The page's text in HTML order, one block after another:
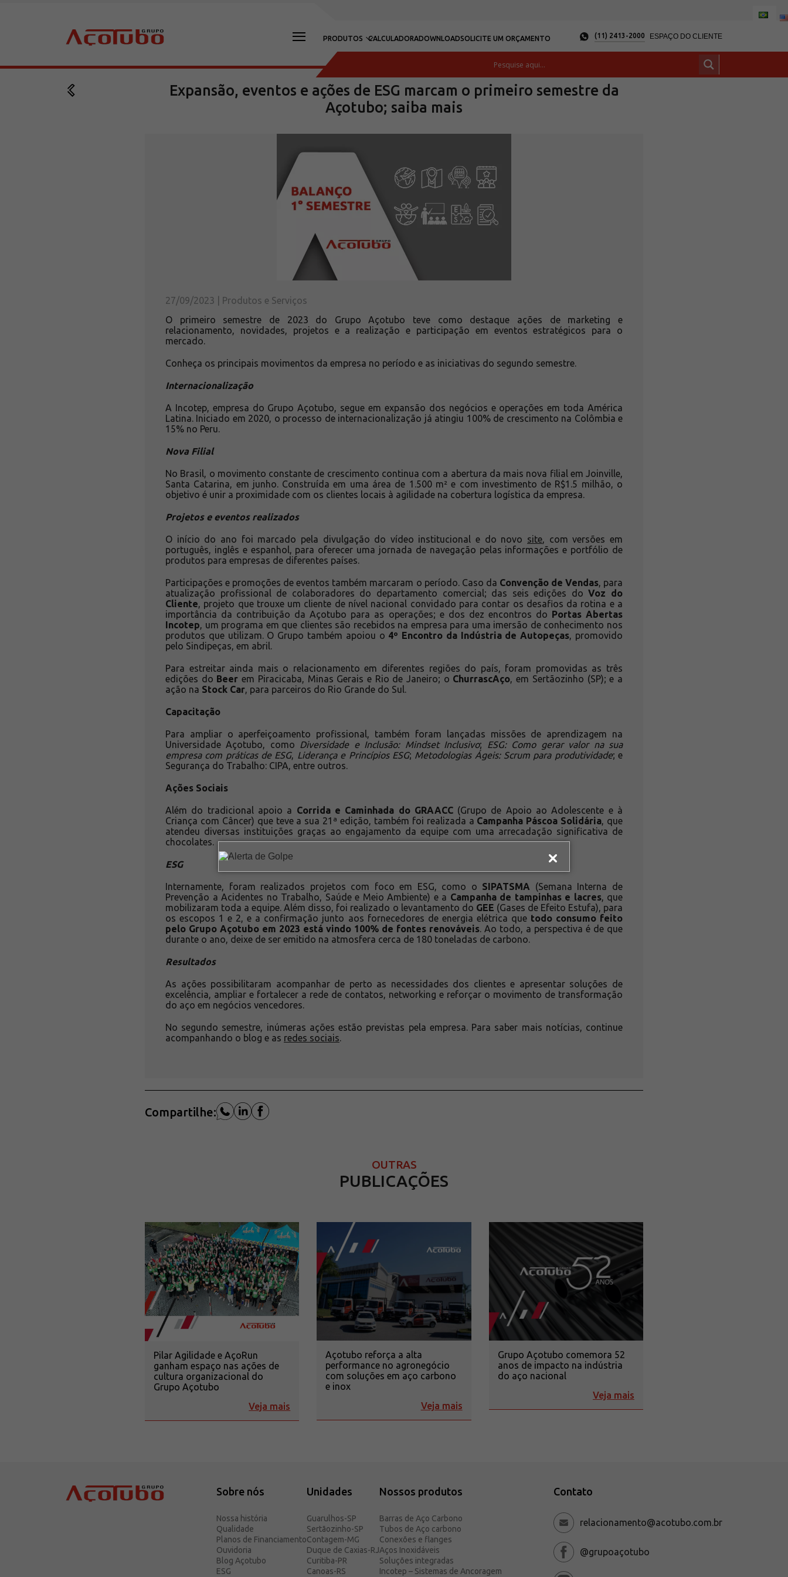
PRODUTOS CALCULADORADOWNLOADSOLICITE UM ORÇAMENTO (11) 2413-2000 ESPAÇO DO CLIENTE
Sobre a Açotubo
Expansão, eventos e ações de ESG marcam o primeiro semestre da
Açotubo; saiba mais
27/09/2023 | Produtos e Serviços
O primeiro semestre de 2023 do Grupo Açotubo teve como destaque ações de marketing e
relacionamento, novidades, projetos e a realização e participação em eventos estratégicos para o
mercado.
Conheça os principais movimentos da empresa no período e as iniciativas do segundo semestre.
Internacionalização
A Incotep, empresa do Grupo Açotubo, segue em expansão dos negócios e operações em toda América
Latina. Iniciado em 2020, o processo de internacionalização já atingiu 100% de crescimento na Colômbia e
15% no Peru.
Nova Filial
No Brasil, o movimento constante de crescimento continua com a abertura da mais nova filial em Joinville,
Santa Catarina, em junho. Construída em uma área de 1.500 m² e com investimento de R$1.5 milhão, o
objetivo é unir a proximidade com os clientes locais à agilidade na cobertura logística da empresa.
Projetos e eventos realizados
O início do ano foi marcado pela divulgação do vídeo institucional e do novo site, com versões em
português, inglês e espanhol, para oferecer uma jornada de navegação pelas informações e portfólio de
produtos para empresas de diferentes países.
Participações e promoções de eventos também marcaram o período. Caso da Convenção de Vendas, para
atualização profissional de colaboradores do departamento comercial; das seis edições doVoz do
Cliente, projeto que trouxe um cliente de nível nacional convidado para contar os desafios da rotina e a
importância da contribuição da Açotubo para as operações; e dos dez encontros do Portas Abertas
Incotep, um programa em que clientes são recebidos na empresa para uma imersão de conhecimento nos
produtos que utilizam. O Grupo também apoiou o 4º Encontro da Indústria de Autopeças, promovido
pelo Sindipeças, em abril.
Para estreitar ainda mais o relacionamento em diferentes regiões do país, foram promovidas as três
edições do Beer em Piracicaba, Minas Gerais e Rio de Janeiro; o ChurrascAço, em Sertãozinho (SP); e a
ação na Stock Car, para parceiros do Rio Grande do Sul.
Capacitação
Para ampliar o aperfeiçoamento profissional, também foram lançadas missões de aprendizagem na
Universidade Açotubo, como Diversidade e Inclusão: Mindset Inclusivo;
ESG: Como gerar valor na sua
empresa com práticas de ESG, Liderança e Princípios ESG; Metodologias Ágeis: Scrum para produtividade; e
Segurança do Trabalho: CIPA, entre outros.
Ações Sociais
Além do tradicional apoio a Corrida e Caminhada do GRAACC(Grupo de Apoio ao Adolescente e à
Criança com Câncer) que teve a sua 21ª edição, também foi realizada a Campanha Páscoa Solidária, que
atendeu diversas instituições graças ao engajamento da equipe com uma arrecadação significativa de
chocolates.
ESG
Internamente, foram realizados projetos com foco em ESG, como o SIPATSMA (Semana Interna de
Prevenção a Acidentes no Trabalho, Saúde e Meio Ambiente) e a Campanha de tampinhas e lacres, que
mobilizaram toda a equipe. Além disso, foi realizado o levantamento do GEE (Gases de Efeito Estufa), para
os escopos 1 e 2, e a confirmação junto aos fornecedores de energia elétrica que todo consumo feito
pelo Grupo Açotubo em 2023 está vindo 100% de fontes renováveis. Ao todo, a perspectiva é de que
durante o ano, deixe de ser emitido na atmosfera cerca de 180 toneladas de carbono.
Resultados
As ações possibilitaram acompanhar de perto as necessidades dos clientes e apresentar soluções de
excelência, ampliar e fortalecer a rede de contatos, networking e reforçar o movimento de transformação
do aço em negócios vencedores.
No segundo semestre, inúmeras ações estão previstas pela empresa. Para saber mais notícias, continue
acompanhando o blog e as redes sociais.
Compartilhe:
OUTRAS
PUBLICAÇÕES
Pilar Agilidade e AçoRun
ganham espaço nas ações de
cultura organizacional do
Grupo Açotubo
Veja mais
Açotubo reforça a alta
performance no agronegócio
com soluções em aço carbono
e inox
Veja mais
Grupo Açotubo comemora 52
anos de impacto na indústria
do aço nacional
Veja mais
Sobre nós
Nossa história
Qualidade
Planos de Financiamento
Ouvidoria
Blog Açotubo
ESG
Unidades
Guarulhos-SP
Sertãozinho-SP
Contagem-MG
Duque de Caxias-RJ
Curitiba-PR
Canoas-RS
Nossos produtos
Barras de Aço Carbono
Tubos de Aço carbono
Conexões e flanges
Aços Inoxidáveis
Soluções integradas
Incotep – Sistemas de Ancoragem
Contato
relacionamento@acotubo.com.br
@grupoaçotubo